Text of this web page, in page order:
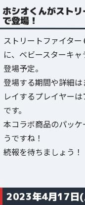
ホシオくんがスト
で登場！
ストリートファイター
に、ベビースターキ
登場予定。
登場する期間や詳細
レイするプレイヤーは
です。
本コラボ商品のパッ
うですね！
続報を待ちましょう！
2023年4月17日(